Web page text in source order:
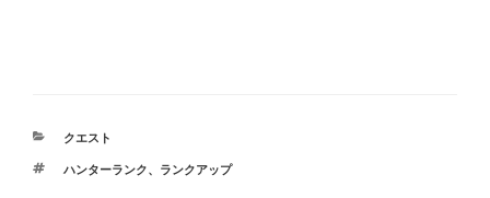
カ
ゴ
クエスト
タ
ハンターランク、 ランクアップ